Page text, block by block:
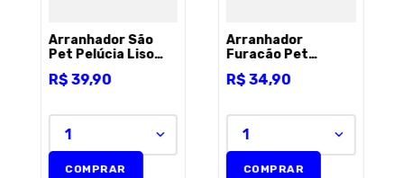
Arranhador São
Pet Pelúcia Liso
Marrom
R$ 39,90
1
COMPRAR
Arranhador
Furacão Pet
Gatos - P
R$ 34,90
1
COMPRAR